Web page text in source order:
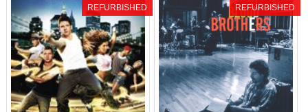
REFURBISHED REFURBISHED